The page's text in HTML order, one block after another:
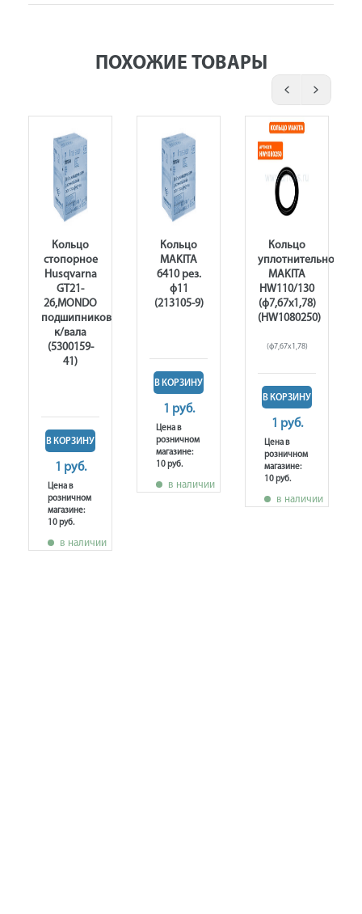
ПОХОЖИЕ ТОВАРЫ
Кольцо
стопорное
Husqvarna
GT21-
26,MONDO
подшипников
к/вала
(5300159-
41)
В КОРЗИНУ
1 руб.
Цена в
розничном
магазине:
10 руб.
в наличии
Кольцо
MAKITA
6410 рез.
ф11
(213105-9)
В КОРЗИНУ
1 руб.
Цена в
розничном
магазине:
10 руб.
в наличии
Кольцо
уплотнительное
MAKITA
HW110/130
(ф7,67х1,78)
(HW1080250)
(ф7,67х1,78)
В КОРЗИНУ
1 руб.
Цена в
розничном
магазине:
10 руб.
в наличии